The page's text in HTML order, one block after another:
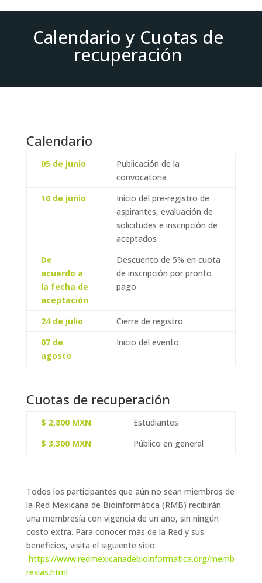
Calendario y Cuotas de
recuperación
Calendario
05 de junio
Publicación de la
convocatoria
16 de junio
Inicio del pre-registro de
aspirantes, evaluación de
solicitudes e inscripción de
aceptados
De
acuerdo a
la fecha de
aceptación
Descuento de 5% en cuota
de inscripción por pronto
pago
24 de julio
Cierre de registro
07 de
agosto
Inicio del evento
Cuotas de recuperación
$ 2,800 MXN
Estudiantes
$ 3,300 MXN
Público en general
Todos los participantes que aún no sean miembros de
la Red Mexicana de Bioinformática (RMB) recibirán
una membresía con vigencia de un año, sin ningún
costo extra. Para conocer más de la Red y sus
beneficios, visita el siguiente sitio:
https://www.redmexicanadebioinformatica.org/memb
resias.html